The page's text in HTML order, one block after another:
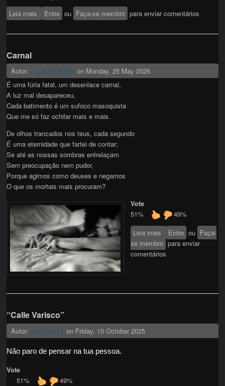
Leia mais sobre ABISMOS
Entre ou Faça-se membro para enviar comentários
Carnal
Autor: Egas de Souza on Monday, 25 May 2026
É uma fúria fatal, um desenlace carnal,
A luz mal desapareceu,
Cada batimento é um sufoco masoquista
Que me só faz ochilar mais e mais.
De olhos trancados nos teus, cada segundo
É uma eternidade que fartei de contar;
Se até as nossas sombras entrelaçam
Sem preocupação nem pudor,
Porque agimos como deuses e negamos
O que os mortais mais procuram?
Vote
51%
49%
Leia mais sobre Carnal
Entre ou Faça-
se membro para enviar
comentários
“Calle Varisco”
Autor: Sofia Albite on Friday, 10 October 2025
Não paro de pensar na tua pessoa.
Vote
51%
49%